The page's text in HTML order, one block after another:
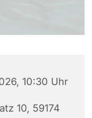
10:30 Uhr
10, 59174